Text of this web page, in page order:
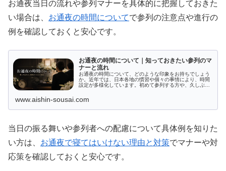
お通夜当日の流れや参列マナーを具体的に把握しておきた
い場合は、 お通夜の時間についてで参列の注意点や進行の
例を確認しておくと安心です。
お通夜の時間について｜知っておきたい参列のマ
ナーと流れ
お通夜の時間について、どのような印象をお持ちでしょう
か。近年では、日本各地の慣習や個々の事情により、時間
設定が多様化しています。初めて参列する方や、久しぶり
www.aishin-sousai.com
当日の振る舞いや参列者への配慮について具体例を知りた
い方は、 お通夜で寝てはいけない理由と対策でマナーや対
応策を確認しておくと安心です。